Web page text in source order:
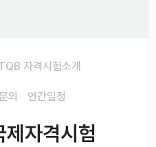
자격시험소개
의 연간일정
자격시험